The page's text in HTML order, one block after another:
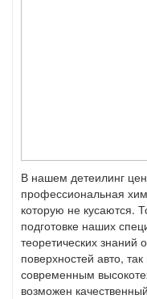
В нашем детеилинг
профессиональная
которую не кусаются.
подготовке наших
теоретических знаний
поверхностей авто,
современным
возможен